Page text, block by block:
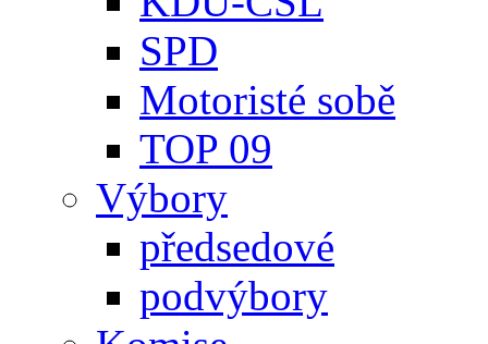
SPD
Motoristé sobě
TOP 09
Výbory
předsedové
podvýbory